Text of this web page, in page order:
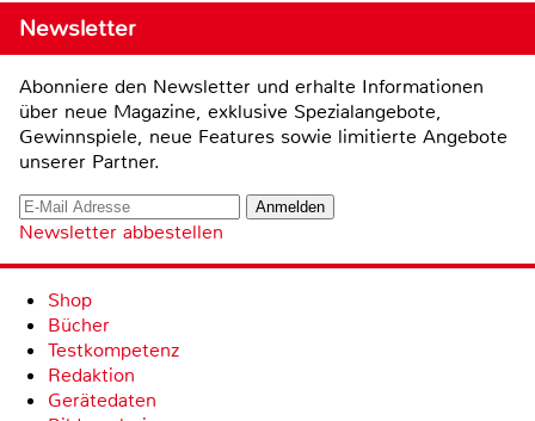
Newsletter
Abonniere den Newsletter und erhalte Informationen
über neue Magazine, exklusive Spezialangebote,
Gewinnspiele, neue Features sowie limitierte Angebote
unserer Partner.
Newsletter abbestellen
Shop
Bücher
Testkompetenz
Redaktion
Gerätedaten